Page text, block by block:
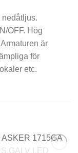
OFF. Hög
är
för
etc.